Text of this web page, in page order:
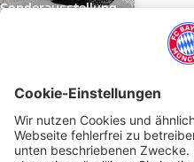
Sonderausstellung
FREITAG, 30.01.
Sonderausstellung
20 Jahre Allianz
Arena